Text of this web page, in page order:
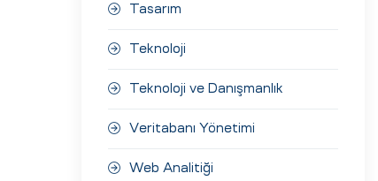
Tasarım
Teknoloji
Teknoloji ve Danışmanlık
Veritabanı Yönetimi
Web Analitiği